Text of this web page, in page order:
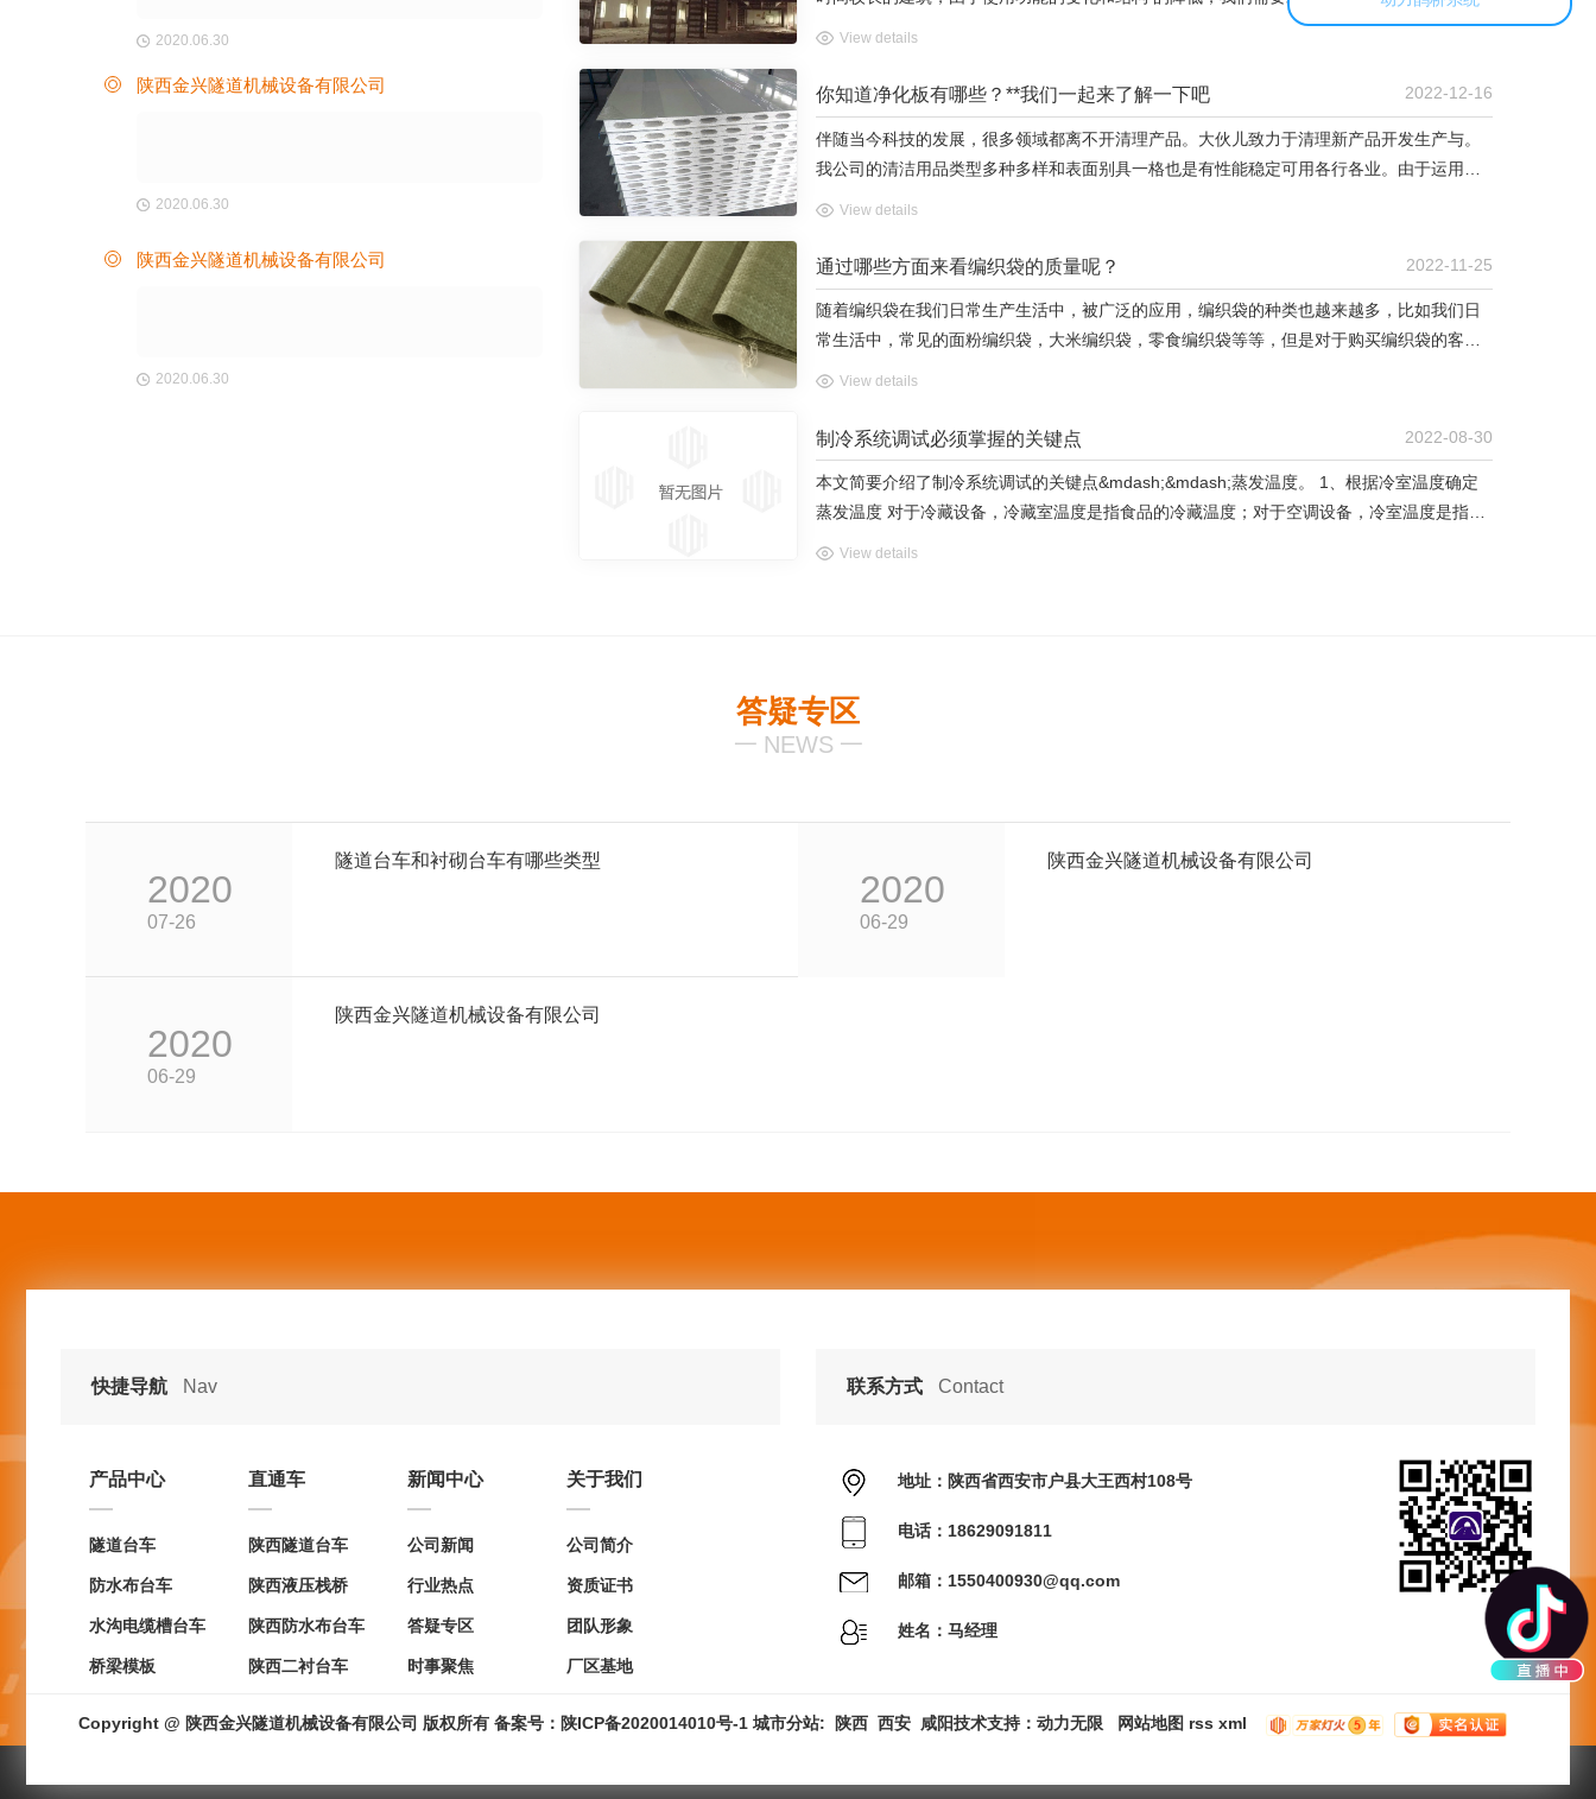
2020.06.30
陕西金兴隧道机械设备有限公司
2020.06.30
陕西金兴隧道机械设备有限公司
2020.06.30
数据使用结构加固技术进行改造。建筑结构加固可分为直接加固和间接加固两类方法。在设
View details
你知道净化板有哪些？**我们一起来了解一下吧 2022-12-16
伴随当今科技的发展，很多领域都离不开清理产品。大伙儿致力于清理新产品开发生产与。
我公司的清洁用品类型多种多样和表面别具一格也是有性能稳定可用各行各业。由于运用独
项...
View details
通过哪些方面来看编织袋的质量呢？ 2022-11-25
随着编织袋在我们日常生产生活中，被广泛的应用，编织袋的种类也越来越多，比如我们日
常生活中，常见的面粉编织袋，大米编织袋，零食编织袋等等，但是对于购买编织袋的客户
来说，通过哪些方面来看编织袋的质量呢？ 其实编织袋质量的好坏，可以通过以下几个内容
View details
制冷系统调试必须掌握的关键点 2022-08-30
本文简要介绍了制冷系统调试的关键点&mdash;&mdash;蒸发温度。 1、根据冷室温度确定
蒸发温度 对于冷藏设备，冷藏室温度是指食品的冷藏温度；对于空调设备，冷室温度是指室
View details
答疑专区
一 NEWS 一
2020
07-26
隧道台车和衬砌台车有哪些类型
2020
06-29
陕西金兴隧道机械设备有限公司
2020
06-29
陕西金兴隧道机械设备有限公司
快捷导航 Nav
产品中心
隧道台车
防水布台车
水沟电缆槽台车
桥梁模板
直通车
陕西隧道台车
陕西液压栈桥
陕西防水布台车
陕西二衬台车
新闻中心
公司新闻
行业热点
答疑专区
时事聚焦
关于我们
公司简介
资质证书
团队形象
厂区基地
联系方式 Contact
地址：陕西省西安市户县大王西村108号
电话：18629091811
邮箱：1550400930@qq.com
姓名：马经理
Copyright @ 陕西金兴隧道机械设备有限公司 版权所有 备案号： 陕ICP备2020014010号-1 城市分站: 陕西 西安 咸阳技术支持： 动力无限 网站地图 rss xml